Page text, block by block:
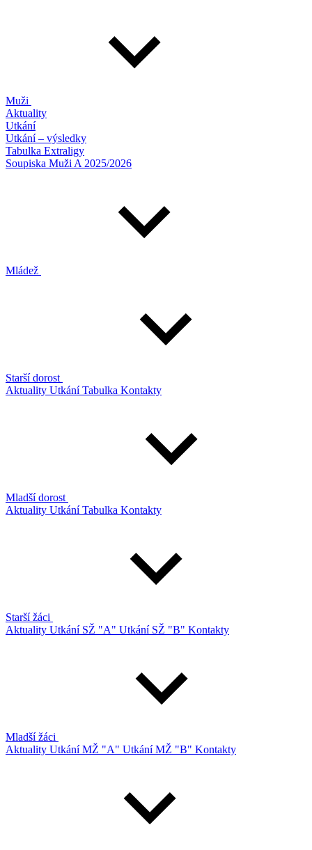
Muži
Aktuality
Utkání
Utkání – výsledky
Tabulka Extraligy
Soupiska Muži A 2025/2026
Mládež
Starší dorost
Aktuality UtkáníTabulka Kontakty
Mladší dorost
Aktuality UtkáníTabulka Kontakty
Starší žáci
Aktuality Utkání SŽ "A" Utkání SŽ "B" Kontakty
Mladší žáci
Aktuality Utkání MŽ "A" Utkání MŽ "B" Kontakty